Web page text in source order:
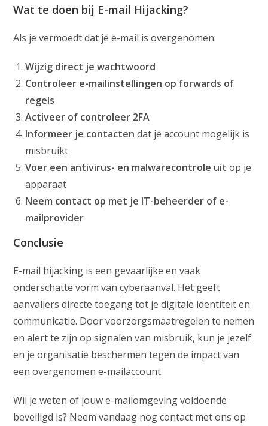
Wat te doen bij E-mail Hijacking?
Als je vermoedt dat je e-mail is overgenomen:
Wijzig direct je wachtwoord
Controleer e-mailinstellingen op forwards of
regels
Activeer of controleer 2FA
Informeer je contacten dat je account mogelijk is
misbruikt
Voer een antivirus- en malwarecontrole uit op je
apparaat
Neem contact op met je IT-beheerder of e-
mailprovider
Conclusie
E-mail hijacking is een gevaarlijke en vaak
onderschatte vorm van cyberaanval. Het geeft
aanvallers directe toegang tot je digitale identiteit en
communicatie. Door voorzorgsmaatregelen te nemen
en alert te zijn op signalen van misbruik, kun je jezelf
en je organisatie beschermen tegen de impact van
een overgenomen e-mailaccount.
Wil je weten of jouw e-mailomgeving voldoende
beveiligd is? Neem vandaag nog contact met ons op